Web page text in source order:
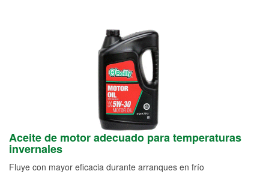
Aceite de motor adecuado para temperaturas
invernales
Fluye con mayor eficacia durante arranques en frío